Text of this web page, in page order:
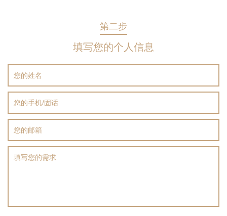
第二步
填写您的个人信息